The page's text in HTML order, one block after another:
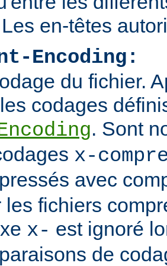
en-têtes
Encoding:
du fichier.
codages
. Sont
x-
avec
les fichiers
x- est ignoré
de